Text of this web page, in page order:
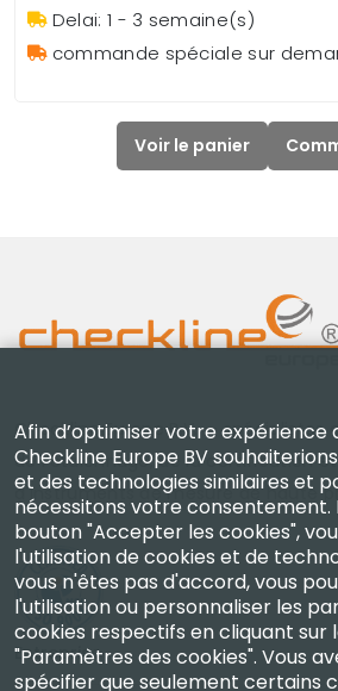
Delai: 1 - 3 semaine(s)
commande spéciale sur
Voir le panier
Checkline Europe B.V. — spécialistes
de l'étalonnage, de la certification
d'instruments de mesure de haute
Entreprise
Afin d’optimiser votre expérience
Checkline Europe BV
et des technologies similaires et
nécessitons votre consentement.
bouton "Accepter les cookies",
l'utilisation de cookies et de
vous n'êtes pas d'accord, vous
l'utilisation ou personnaliser les
cookies respectifs en cliquant sur
"Paramètres des cookies". Vous
spécifier que seulement certains